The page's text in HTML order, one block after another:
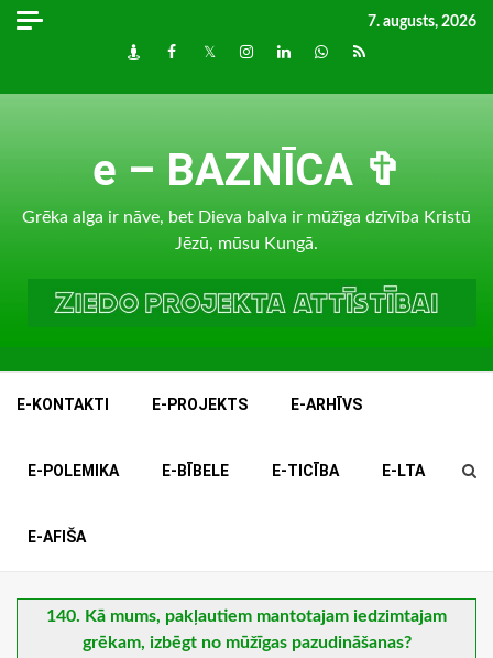
Skip
7. augusts, 2026
DraugiemFacebook
TwitterInstagram
LinkedInwhatsapp
RSS
e – BAZNĪCA ✞
Grēka alga ir nāve, bet Dieva balva ir mūžīga dzīvība Kristū
Jēzū, mūsu Kungā.
E-KONTAKTI E-PROJEKTS E-ARHĪVS
E-POLEMIKA E-BĪBELE E-TICĪBA E-LTA
E-AFIŠA
140. Kā mums, pakļautiem mantotajam iedzimtajam
grēkam, izbēgt no mūžīgas pazudināšanas?